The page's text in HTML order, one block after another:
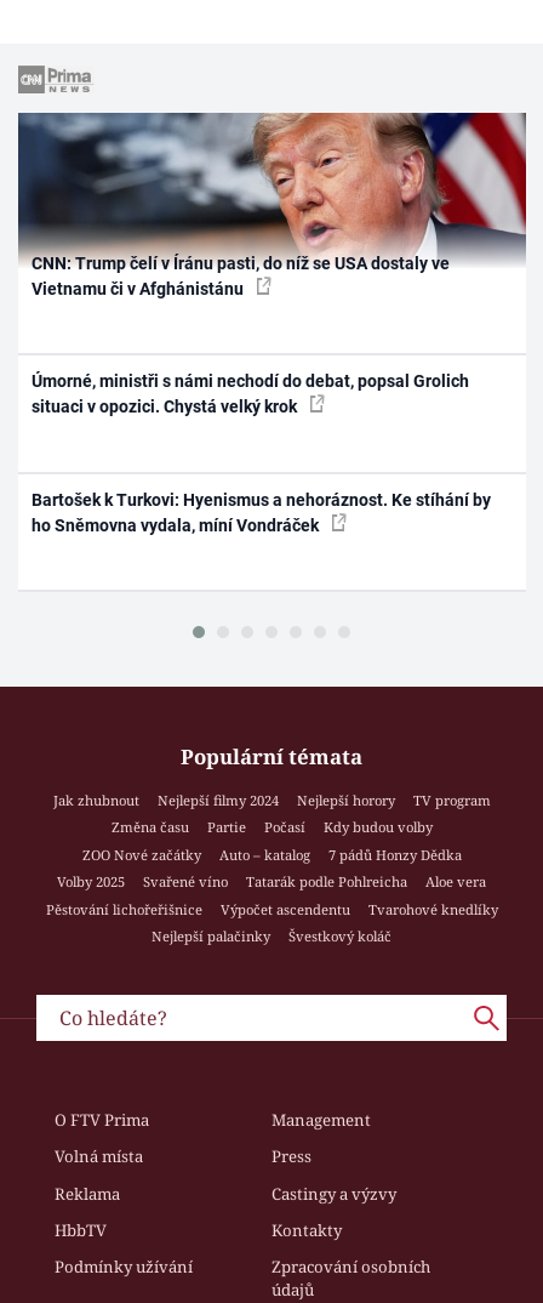
CNN: Trump čelí v Íránu pasti, do níž se USA dostaly ve
Vietnamu či v Afghánistánu
Úmorné, ministři s námi nechodí do debat, popsal Grolich
situaci v opozici. Chystá velký krok
Bartošek k Turkovi: Hyenismus a nehoráznost. Ke stíhání by
ho Sněmovna vydala, míní Vondráček
Populární témata
Jak zhubnout Nejlepší filmy 2024 Nejlepší horory
TV program
Změna času
Partie Počasí
Kdy budou volby
ZOO Nové začátky
Auto – katalog
7 pádů Honzy Dědka
Volby 2025
Svařené víno Tatarák podle Pohlreicha
Aloe vera
Pěstování lichořeřišnice
Výpočet ascendentu
Tvarohové knedlíky
Nejlepší palačinky
Švestkový koláč
O FTV Prima
Management
Volná místa
Press
Reklama
Castingy a výzvy
HbbTV
Kontakty
Podmínky užívání
Zpracování osobních
údajů